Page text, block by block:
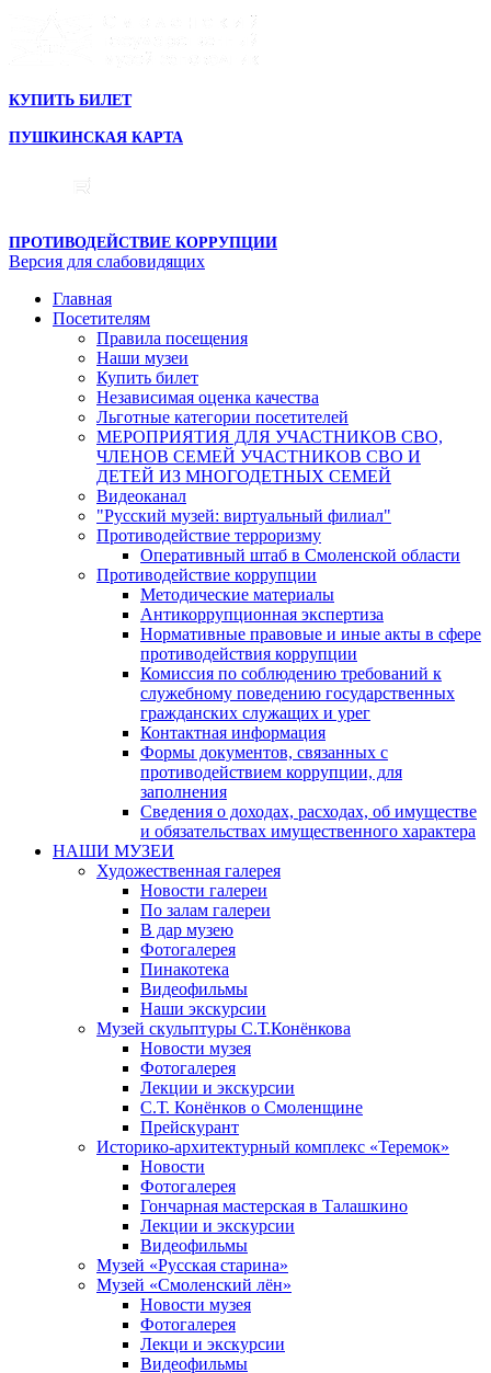
КУПИТЬ БИЛЕТ
ПУШКИНСКАЯ КАРТА
ПРОТИВОДЕЙСТВИЕ КОРРУПЦИИ
Версия для слабовидящих
Главная
Посетителям
Правила посещения
Наши музеи
Купить билет
Независимая оценка качества
Льготные категории посетителей
МЕРОПРИЯТИЯ ДЛЯ УЧАСТНИКОВ СВО,
ЧЛЕНОВ СЕМЕЙ УЧАСТНИКОВ СВО И
ДЕТЕЙ ИЗ МНОГОДЕТНЫХ СЕМЕЙ
Видеоканал
"Русский музей: виртуальный филиал"
Противодействие терроризму
Оперативный штаб в Смоленской области
Противодействие коррупции
Методические материалы
Антикоррупционная экспертиза
Нормативные правовые и иные акты в сфере
противодействия коррупции
Комиссия по соблюдению требований к
служебному поведению государственных
гражданских служащих и урег
Контактная информация
Формы документов, связанных с
противодействием коррупции, для
заполнения
Сведения о доходах, расходах, об имуществе
и обязательствах имущественного характера
НАШИ МУЗЕИ
Художественная галерея
Новости галереи
По залам галереи
В дар музею
Фотогалерея
Пинакотека
Видеофильмы
Наши экскурсии
Музей скульптуры С.Т.Конёнкова
Новости музея
Фотогалерея
Лекции и экскурсии
С.Т. Конёнков о Смоленщине
Прейскурант
Историко-архитектурный комплекс «Теремок»
Новости
Фотогалерея
Гончарная мастерская в Талашкино
Лекции и экскурсии
Видеофильмы
Музей «Русская старина»
Музей «Смоленский лён»
Новости музея
Фотогалерея
Лекци и экскурсии
Видеофильмы